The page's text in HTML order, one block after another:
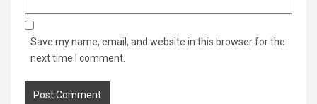
Save my name, email, and website in this browser for the
next time I comment.